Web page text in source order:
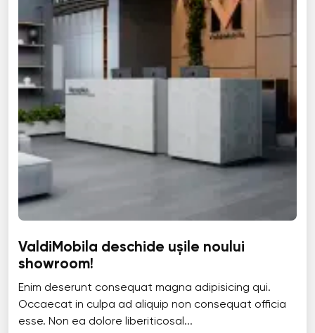
ValdiMobila deschide ușile noului
showroom!
Enim deserunt consequat magna adipisicing qui.
Occaecat in culpa ad aliquip non consequat officia
esse. Non ea dolore liberiticosal...